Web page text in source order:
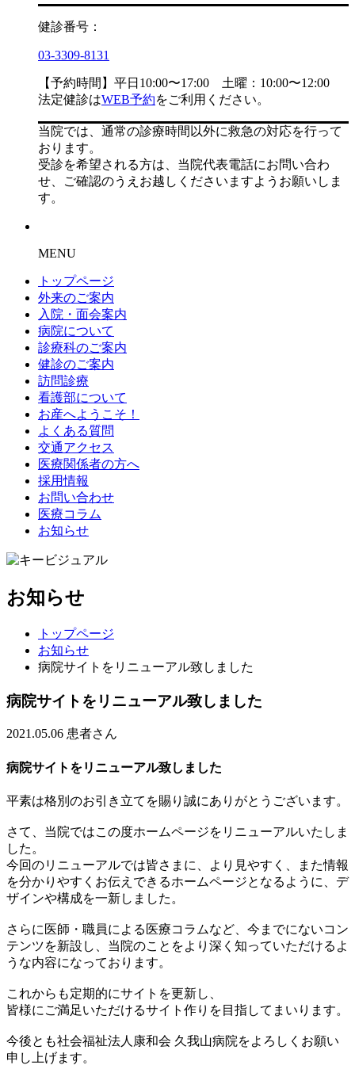
健診番号：
03-3309-8131
【予約時間】平日10:00〜17:00 土曜：10:00〜12:00
法定健診はWEB予約をご利用ください。
当院では、通常の診療時間以外に救急の対応を行って
おります。
受診を希望される方は、当院代表電話にお問い合わ
せ、ご確認のうえお越しくださいますようお願いしま
す。
MENU
トップページ
外来のご案内
入院・面会案内
病院について
診療科のご案内
健診のご案内
訪問診療
看護部について
お産へようこそ！
よくある質問
交通アクセス
医療関係者の方へ
採用情報
お問い合わせ
医療コラム
お知らせ
お知らせ
トップページ
お知らせ
病院サイトをリニューアル致しました
病院サイトをリニューアル致しました
2021.05.06 患者さん
病院サイトをリニューアル致しました
平素は格別のお引き立てを賜り誠にありがとうございます。
さて、当院ではこの度ホームページをリニューアルいたしま
した。
今回のリニューアルでは皆さまに、より見やすく、また情報
を分かりやすくお伝えできるホームページとなるように、デ
ザインや構成を一新しました。
さらに医師・職員による医療コラムなど、今までにないコン
テンツを新設し、当院のことをより深く知っていただけるよ
うな内容になっております。
これからも定期的にサイトを更新し、
皆様にご満足いただけるサイト作りを目指してまいります。
今後とも社会福祉法人康和会 久我山病院をよろしくお願い
申し上げます。